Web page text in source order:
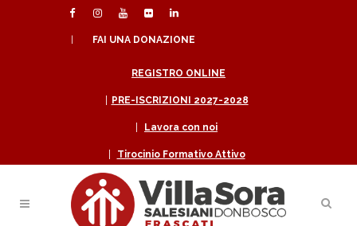
FAI UNA DONAZIONE
REGISTRO ONLINE
PRE-ISCRIZIONI 2027-2028
Lavora con noi
Tirocinio Formativo Attivo